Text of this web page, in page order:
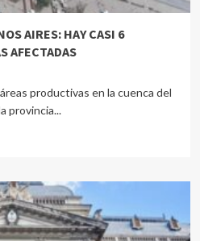
AIRES: HAY CASI 6
AFECTADAS
productivas en la cuenca del
provincia...